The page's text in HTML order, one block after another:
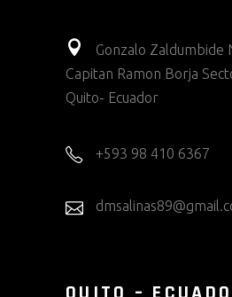
Gonzalo Zaldumbide
Capitan Ramon Borja
Quito- Ecuador
+593 98 410 6367